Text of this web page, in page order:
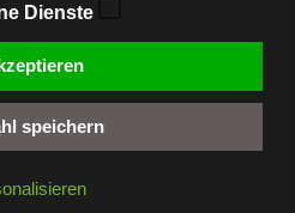
Dienste
speichern